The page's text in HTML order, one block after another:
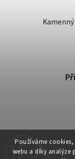
Používáme
webu a díky analýze